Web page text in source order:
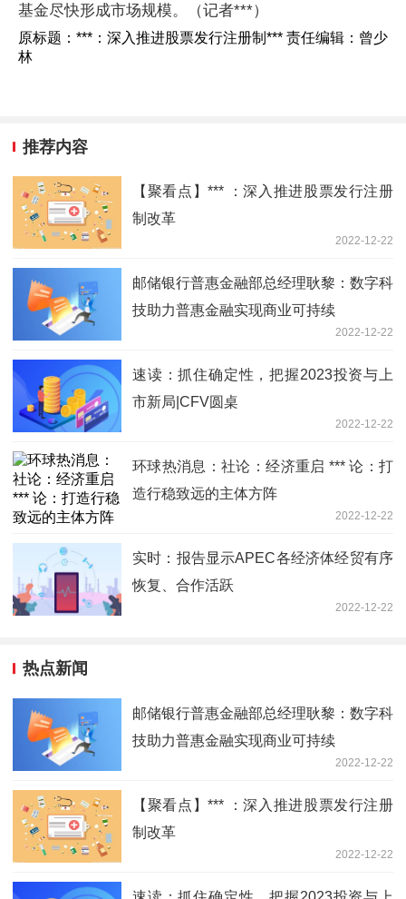
基金尽快形成市场规模。（记者***）
原标题：***：深入推进股票发行注册制*** 责任编辑：曾少
林
推荐内容
【聚看点】*** ：深入推进股票发行注册
制改革
2022-12-22
邮储银行普惠金融部总经理耿黎：数字科
技助力普惠金融实现商业可持续
2022-12-22
速读：抓住确定性，把握2023投资与上
市新局|CFV圆桌
2022-12-22
环球热消息：社论：经济重启 *** 论：打
造行稳致远的主体方阵
2022-12-22
实时：报告显示APEC各经济体经贸有序
恢复、合作活跃
2022-12-22
热点新闻
邮储银行普惠金融部总经理耿黎：数字科
技助力普惠金融实现商业可持续
2022-12-22
【聚看点】*** ：深入推进股票发行注册
制改革
2022-12-22